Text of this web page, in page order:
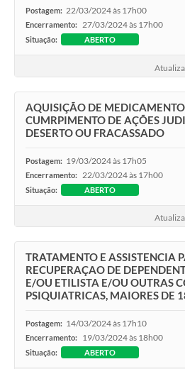
Defesa Civil
Leis Municipais Online
Galeria de Fotos
Contratos
Ouvidoria
Audiências Públicas
Carta de Serviços
Galeria de Vídeos
Secretarias
Projetos
Contas Públicas
Postagem: 22/03/2024 às 17h00
Encerramento: 27/03/2024 às 17h00
Situação: ABERTO
AQUISIÇÃO DE
CUMRPIMENTO DE AÇÕES
DESERTO OU FRACASSADO
Postagem: 19/03/2024 às 17h05
Encerramento: 22/03/2024 às 17h00
Situação: ABERTO
TRATAMENTO E ASSISTENCIA
RECUPERAÇAO DE
E/OU ETILISTA E/OU OUTRAS
PSIQUIATRICAS, MAIORES DE
Postagem: 14/03/2024 às 17h10
Encerramento: 19/03/2024 às 18h00
Situação: ABERTO